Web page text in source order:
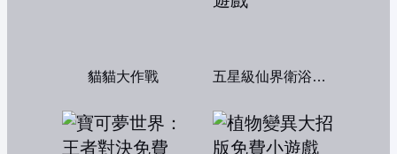
貓貓大作戰 五星級仙界衛浴帝國